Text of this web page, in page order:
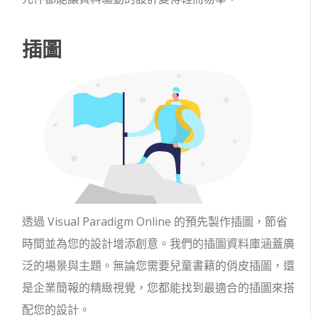
插圖
透過 Visual Paradigm Online 的預先製作插圖，節省
時間並為您的設計增添創意。我們的插圖資料庫涵蓋廣
泛的場景與主題。無論您需要兒童書籍的俏皮插圖，還
是企業簡報的精緻視覺，您都能找到最適合的插圖來搭
配您的設計。